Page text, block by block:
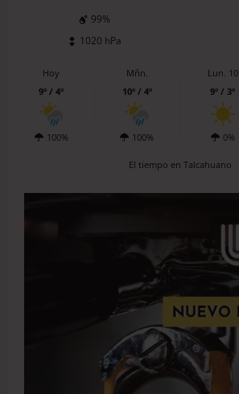
99%
1020 hPa
Hoy
9º / 4º
100%
Mñn.
10º / 4º
100%
Lun. 10
9º / 3º
0%
El tiempo en Talcahuano